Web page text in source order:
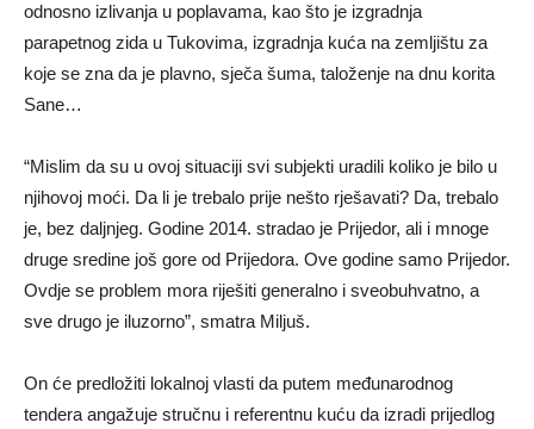
odnosno izlivanja u poplavama, kao što je izgradnja
parapetnog zida u Tukovima, izgradnja kuća na zemljištu za
koje se zna da je plavno, sječa šuma, taloženje na dnu korita
Sane…
“Mislim da su u ovoj situaciji svi subjekti uradili koliko je bilo u
njihovoj moći. Da li je trebalo prije nešto rješavati? Da, trebalo
je, bez daljnjeg. Godine 2014. stradao je Prijedor, ali i mnoge
druge sredine još gore od Prijedora. Ove godine samo Prijedor.
Ovdje se problem mora riješiti generalno i sveobuhvatno, a
sve drugo je iluzorno”, smatra Miljuš.
On će predložiti lokalnoj vlasti da putem međunarodnog
tendera angažuje stručnu i referentnu kuću da izradi prijedlog